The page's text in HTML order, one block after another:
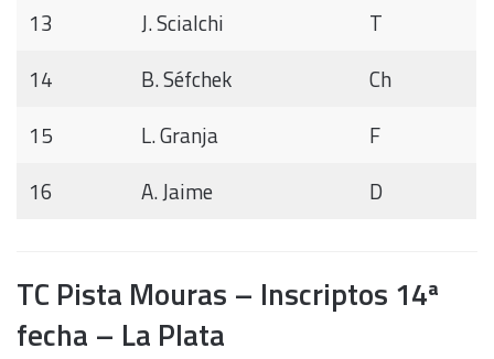
13
J. Scialchi
T
14
B. Séfchek
Ch
15
L. Granja
F
16
A. Jaime D
TC Pista Mouras – Inscriptos 14ª
fecha – La Plata